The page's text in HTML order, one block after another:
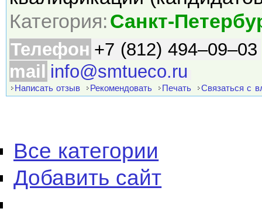
Категория:Санкт-
Телефон +7 (812) 494–09–03
mail info@smtueco.ru
Написать отзыв Рекомендовать Печать Связаться с
Все категории
Добавить сайт